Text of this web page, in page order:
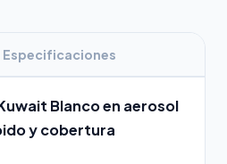
Especificaciones
Blanco en aerosol
y cobertura